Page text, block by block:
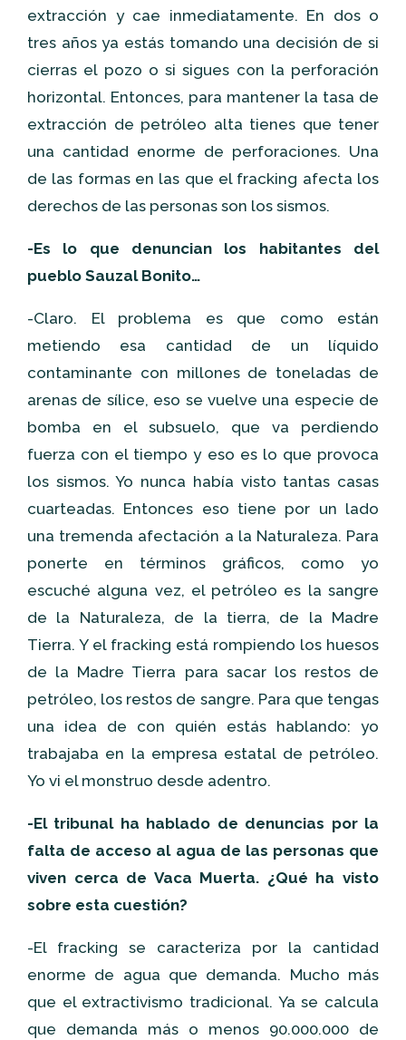
extracción y cae inmediatamente. En dos o
tres años ya estás tomando una decisión de si
cierras el pozo o si sigues con la perforación
horizontal. Entonces, para mantener la tasa de
extracción de petróleo alta tienes que tener
una cantidad enorme de perforaciones. Una
de las formas en las que el fracking afecta los
derechos de las personas son los sismos.
-Es lo que denuncian los habitantes del
pueblo Sauzal Bonito…
-Claro. El problema es que como están
metiendo esa cantidad de un líquido
contaminante con millones de toneladas de
arenas de sílice, eso se vuelve una especie de
bomba en el subsuelo, que va perdiendo
fuerza con el tiempo y eso es lo que provoca
los sismos. Yo nunca había visto tantas casas
cuarteadas. Entonces eso tiene por un lado
una tremenda afectación a la Naturaleza. Para
ponerte en términos gráficos, como yo
escuché alguna vez, el petróleo es la sangre
de la Naturaleza, de la tierra, de la Madre
Tierra. Y el fracking está rompiendo los huesos
de la Madre Tierra para sacar los restos de
petróleo, los restos de sangre. Para que tengas
una idea de con quién estás hablando: yo
trabajaba en la empresa estatal de petróleo.
Yo vi el monstruo desde adentro.
-El tribunal ha hablado de denuncias por la
falta de acceso al agua de las personas que
viven cerca de Vaca Muerta. ¿Qué ha visto
sobre esta cuestión?
-El fracking se caracteriza por la cantidad
enorme de agua que demanda. Mucho más
que el extractivismo tradicional. Ya se calcula
que demanda más o menos 90.000.000 de